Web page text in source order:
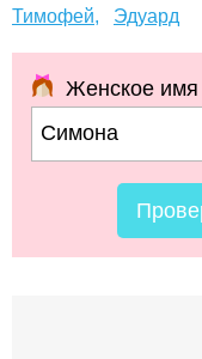
Тимофей,
Эдуард
Женское имя